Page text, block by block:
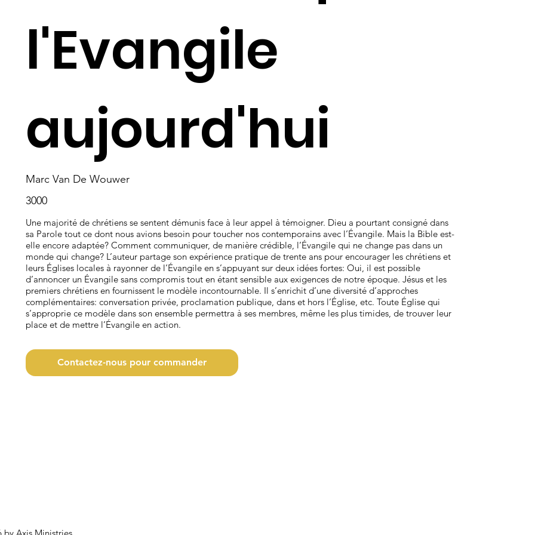
l'Evangile
aujourd'hui
Marc Van De Wouwer
3000
Une majorité de chrétiens se sentent démunis face à leur appel à témoigner. Dieu a pourtant consigné dans
sa Parole tout ce dont nous avions besoin pour toucher nos contemporains avec l’Évangile. Mais la Bible est-
elle encore adaptée? Comment communiquer, de manière crédible, l’Évangile qui ne change pas dans un
monde qui change? L’auteur partage son expérience pratique de trente ans pour encourager les chrétiens et
leurs Églises locales à rayonner de l’Évangile en s’appuyant sur deux idées fortes: Oui, il est possible
d’annoncer un Évangile sans compromis tout en étant sensible aux exigences de notre époque. Jésus et les
premiers chrétiens en fournissent le modèle incontournable. Il s’enrichit d’une diversité d’approches
complémentaires: conversation privée, proclamation publique, dans et hors l’Église, etc. Toute Église qui
s’approprie ce modèle dans son ensemble permettra à ses membres, même les plus timides, de trouver leur
place et de mettre l’Évangile en action.
Contactez-nous pour commander